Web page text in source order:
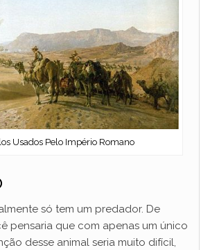
Usados Pelo Império Romano
só tem um predador. De
pensaria que com apenas um único
desse animal seria muito difícil,